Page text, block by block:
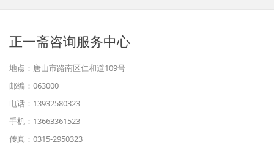
正一斋咨询服务中心
地点：唐山市路南区仁和道109号
邮编：063000
电话：13932580323
手机：13663361523
传真：0315-2950323